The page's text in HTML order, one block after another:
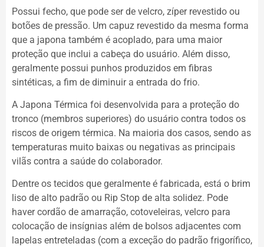
Possui fecho, que pode ser de velcro, zíper revestido ou
botões de pressão. Um capuz revestido da mesma forma
que a japona também é acoplado, para uma maior
proteção que inclui a cabeça do usuário. Além disso,
geralmente possui punhos produzidos em fibras
sintéticas, a fim de diminuir a entrada do frio.
A Japona Térmica foi desenvolvida para a proteção do
tronco (membros superiores) do usuário contra todos os
riscos de origem térmica. Na maioria dos casos, sendo as
temperaturas muito baixas ou negativas as principais
vilãs contra a saúde do colaborador.
Dentre os tecidos que geralmente é fabricada, está o brim
liso de alto padrão ou Rip Stop de alta solidez. Pode
haver cordão de amarração, cotoveleiras, velcro para
colocação de insígnias além de bolsos adjacentes com
lapelas entreteladas (com a exceção do padrão frigorífico,